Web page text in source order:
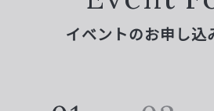
イベントのお申し込